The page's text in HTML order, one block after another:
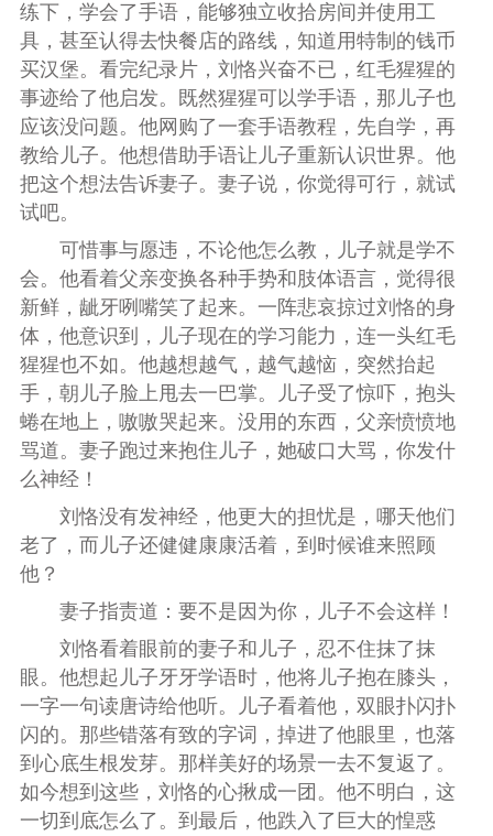
练下，学会了手语，能够独立收拾房间并使用工
具，甚至认得去快餐店的路线，知道用特制的钱币
买汉堡。看完纪录片，刘恪兴奋不已，红毛猩猩的
事迹给了他启发。既然猩猩可以学手语，那儿子也
应该没问题。他网购了一套手语教程，先自学，再
教给儿子。他想借助手语让儿子重新认识世界。他
把这个想法告诉妻子。妻子说，你觉得可行，就试
试吧。
可惜事与愿违，不论他怎么教，儿子就是学不
会。他看着父亲变换各种手势和肢体语言，觉得很
新鲜，龇牙咧嘴笑了起来。一阵悲哀掠过刘恪的身
体，他意识到，儿子现在的学习能力，连一头红毛
猩猩也不如。他越想越气，越气越恼，突然抬起
手，朝儿子脸上甩去一巴掌。儿子受了惊吓，抱头
蜷在地上，嗷嗷哭起来。没用的东西，父亲愤愤地
骂道。妻子跑过来抱住儿子，她破口大骂，你发什
么神经！
刘恪没有发神经，他更大的担忧是，哪天他们
老了，而儿子还健健康康活着，到时候谁来照顾
他？
妻子指责道：要不是因为你，儿子不会这样！
刘恪看着眼前的妻子和儿子，忍不住抹了抹
眼。他想起儿子牙牙学语时，他将儿子抱在膝头，
一字一句读唐诗给他听。儿子看着他，双眼扑闪扑
闪的。那些错落有致的字词，掉进了他眼里，也落
到心底生根发芽。那样美好的场景一去不复返了。
如今想到这些，刘恪的心揪成一团。他不明白，这
一切到底怎么了。到最后，他跌入了巨大的惶惑